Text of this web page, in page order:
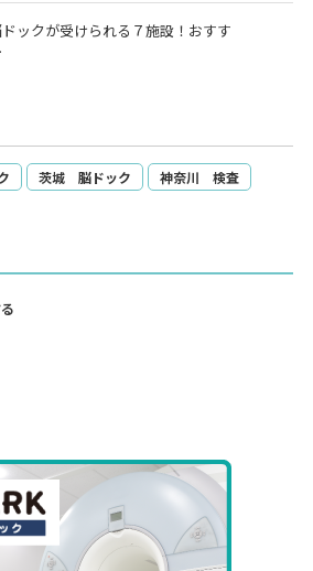
ックが受けられる７施設！おすす
茨城 脳ドック 神奈川 検査